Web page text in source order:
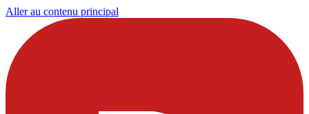
Aller au contenu principal